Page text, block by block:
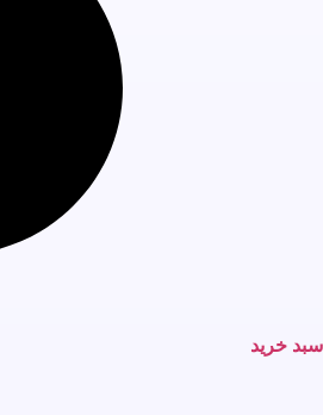
سبد خرید